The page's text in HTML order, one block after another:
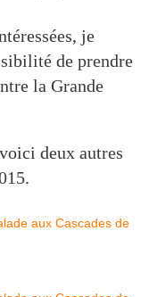
je
de prendre
la Grande
deux autres